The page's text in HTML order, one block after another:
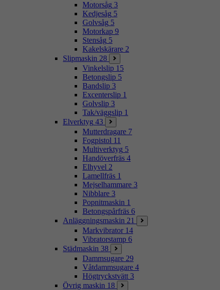
Motorsåg 3
Kedjesåg 5
Golvsåg 5
Motorkap 9
Stensåg 5
Kakelskärare 2
Slipmaskin 28
Vinkelslip 15
Betongslip 5
Bandslip 3
Excenterslip 1
Golvslip 3
Tak/väggslip 1
Elverktyg 43
Mutterdragare 7
Fogpistol 11
Multiverktyg 5
Handöverfräs 4
Elhyvel 2
Lamellfräs 1
Mejselhammare 3
Nibblare 3
Popnitmaskin 1
Betongspårfräs 6
Anläggningsmaskin 21
Markvibrator 14
Vibratorstamp 6
Städmaskin 38
Dammsugare 29
Våtdammsugare 4
Högtryckstvätt 3
Övrig maskin 18